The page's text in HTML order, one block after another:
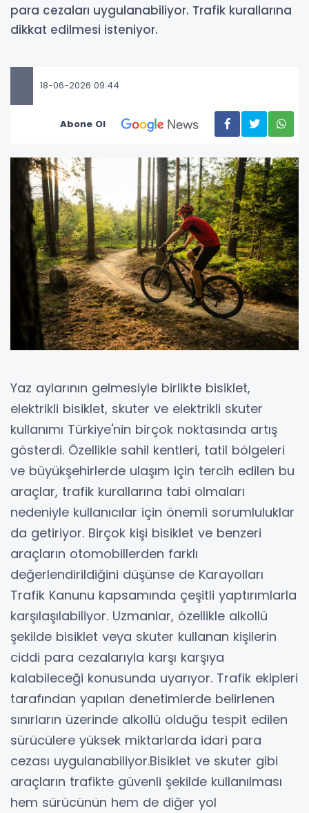
para cezaları uygulanabiliyor. Trafik kurallarına
dikkat edilmesi isteniyor.
18-06-2026 09:44
Abone Ol
Yaz aylarının gelmesiyle birlikte bisiklet,
elektrikli bisiklet, skuter ve elektrikli skuter
kullanımı Türkiye'nin birçok noktasında artış
gösterdi. Özellikle sahil kentleri, tatil bölgeleri
ve büyükşehirlerde ulaşım için tercih edilen bu
araçlar, trafik kurallarına tabi olmaları
nedeniyle kullanıcılar için önemli sorumluluklar
da getiriyor. Birçok kişi bisiklet ve benzeri
araçların otomobillerden farklı
değerlendirildiğini düşünse de Karayolları
Trafik Kanunu kapsamında çeşitli yaptırımlarla
karşılaşılabiliyor. Uzmanlar, özellikle alkollü
şekilde bisiklet veya skuter kullanan kişilerin
ciddi para cezalarıyla karşı karşıya
kalabileceği konusunda uyarıyor. Trafik ekipleri
tarafından yapılan denetimlerde belirlenen
sınırların üzerinde alkollü olduğu tespit edilen
sürücülere yüksek miktarlarda idari para
cezası uygulanabiliyor.Bisiklet ve skuter gibi
araçların trafikte güvenli şekilde kullanılması
hem sürücünün hem de diğer yol